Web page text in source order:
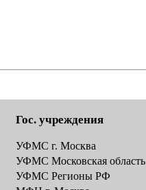
Гос. учреждения
УФМС г. Москва
УФМС Московская область
УФМС Регионы РФ